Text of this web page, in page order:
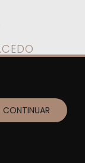
MAIS!
CONTINUAR